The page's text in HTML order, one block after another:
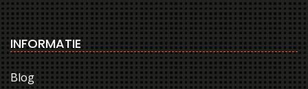
INFORMATIE
Blog